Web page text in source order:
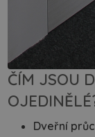
ČÍM JSOU
Dveřní